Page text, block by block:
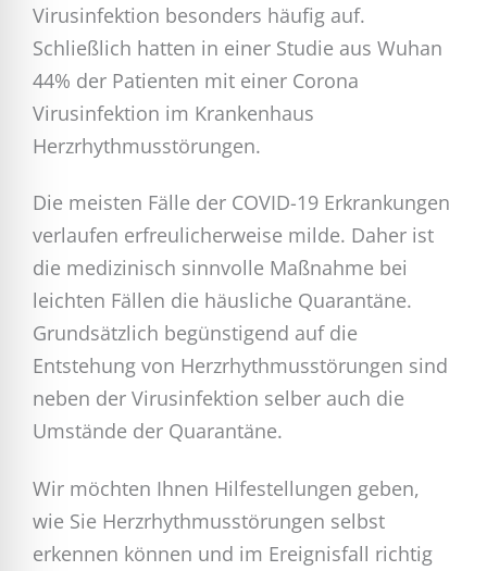
Virusinfektion besonders häufig auf.
Schließlich hatten in einer Studie aus Wuhan
44% der Patienten mit einer Corona
Virusinfektion im Krankenhaus
Herzrhythmusstörungen.
Die meisten Fälle der COVID-19 Erkrankungen
verlaufen erfreulicherweise milde. Daher ist
die medizinisch sinnvolle Maßnahme bei
leichten Fällen die häusliche Quarantäne.
Grundsätzlich begünstigend auf die
Entstehung von Herzrhythmusstörungen sind
neben der Virusinfektion selber auch die
Umstände der Quarantäne.
Wir möchten Ihnen Hilfestellungen geben,
wie Sie Herzrhythmusstörungen selbst
erkennen können und im Ereignisfall richtig